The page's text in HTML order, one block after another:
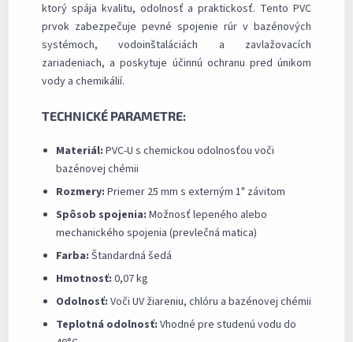
ktorý spája kvalitu, odolnosť a praktickosť. Tento PVC
prvok zabezpečuje pevné spojenie rúr v bazénových
systémoch, vodoinštaláciách a zavlažovacích
zariadeniach, a poskytuje účinnú ochranu pred únikom
vody a chemikálií.
TECHNICKÉ PARAMETRE:
Materiál: PVC-U s chemickou odolnosťou voči
bazénovej chémii
Rozmery: Priemer 25 mm s externým 1" závitom
Spôsob spojenia: Možnosť lepeného alebo
mechanického spojenia (prevlečná matica)
Farba: Štandardná šedá
Hmotnosť: 0,07 kg
Odolnosť: Voči UV žiareniu, chlóru a bazénovej chémii
Teplotná odolnosť: Vhodné pre studenú vodu do